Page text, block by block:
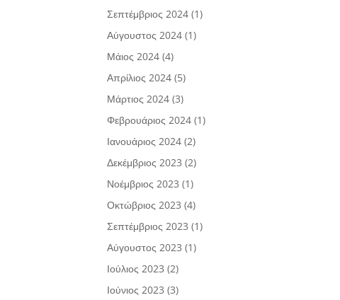
Σεπτέμβριος 2024 (1)
Αύγουστος 2024 (1)
Μάιος 2024 (4)
Απρίλιος 2024 (5)
Μάρτιος 2024 (3)
Φεβρουάριος 2024 (1)
Ιανουάριος 2024 (2)
Δεκέμβριος 2023 (2)
Νοέμβριος 2023 (1)
Οκτώβριος 2023 (4)
Σεπτέμβριος 2023 (1)
Αύγουστος 2023 (1)
Ιούλιος 2023 (2)
Ιούνιος 2023 (3)